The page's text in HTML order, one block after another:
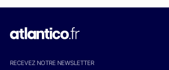
RECEVEZ NOTRE NEWSLETTER